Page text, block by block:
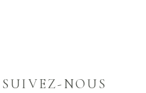
SUIVEZ-NOUS